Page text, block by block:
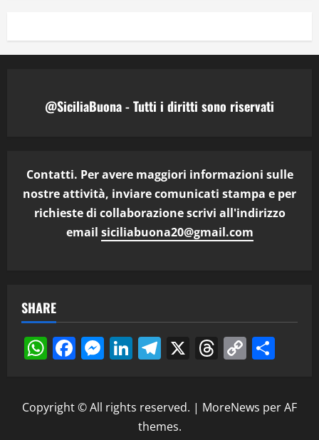
@SiciliaBuona - Tutti i diritti sono riservati
Contatti. Per avere maggiori informazioni sulle
nostre attività, inviare comunicati stampa e per
richieste di collaborazione scrivi all'indirizzo
email siciliabuona20@gmail.com
SHARE
WhatsApp
Facebook
Messenger
LinkedIn
Telegram
X Threads
Copy
Copyright © All rights reserved. | MoreNews per AF
themes.